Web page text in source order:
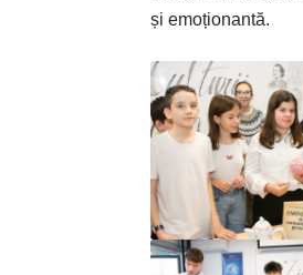
și emoționantă.